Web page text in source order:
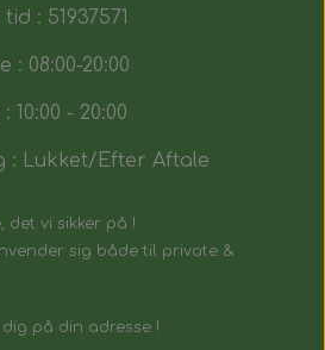
tid : 51937571
: 08:00-20:00
10:00 - 20:00
: Lukket/Efter Aftale
det vi sikker på !
sig både til private &
på din adresse !